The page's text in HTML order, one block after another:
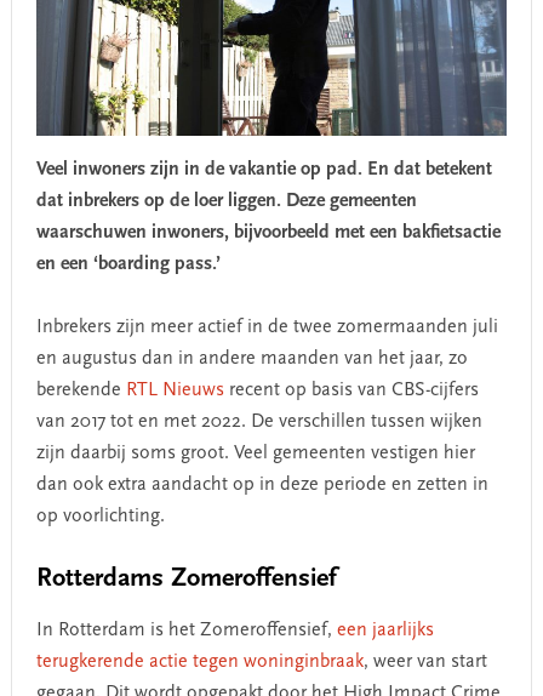
Veel inwoners zijn in de vakantie op pad. En dat betekent
dat inbrekers op de loer liggen. Deze gemeenten
waarschuwen inwoners, bijvoorbeeld met een bakfietsactie
en een ‘boarding pass.’
Inbrekers zijn meer actief in de twee zomermaanden juli
en augustus dan in andere maanden van het jaar, zo
berekende RTL Nieuws recent op basis van CBS-cijfers
van 2017 tot en met 2022. De verschillen tussen wijken
zijn daarbij soms groot. Veel gemeenten vestigen hier
dan ook extra aandacht op in deze periode en zetten in
op voorlichting.
Rotterdams Zomeroffensief
In Rotterdam is het Zomeroffensief, een jaarlijks
terugkerende actie tegen woninginbraak, weer van start